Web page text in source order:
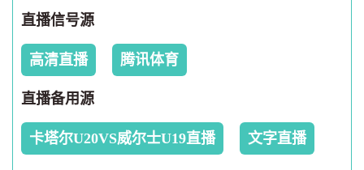
直播信号源
高清直播 腾讯体育
直播备用源
卡塔尔U20VS威尔士U19直播 文字直播